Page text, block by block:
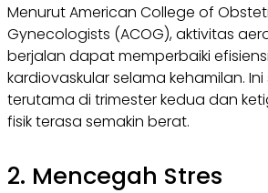
Menurut American College of
Gynecologists (ACOG), aktivitas
berjalan dapat memperbaiki
kardiovaskular selama kehamilan.
terutama di trimester kedua dan
fisik terasa semakin berat.
2. Mencegah Stres